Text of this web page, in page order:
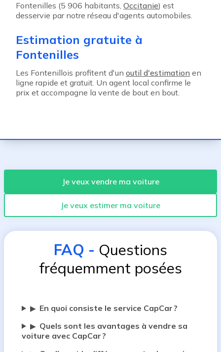
Fontenilles (5 906 habitants, Occitanie) est
desservie par notre réseau d'agents automobiles.
Estimation gratuite à
Fontenilles
Les Fontenillois profitent d'un outil d'estimation en
ligne rapide et gratuit. Un agent local confirme le
prix et accompagne la vente de bout en bout.
Je veux vendre ma voiture
Je veux estimer ma voiture
FAQ - Questions
fréquemment posées
▶ En quoi consiste le service CapCar ?
▶ Quels sont les avantages à vendre sa
voiture avec CapCar ?